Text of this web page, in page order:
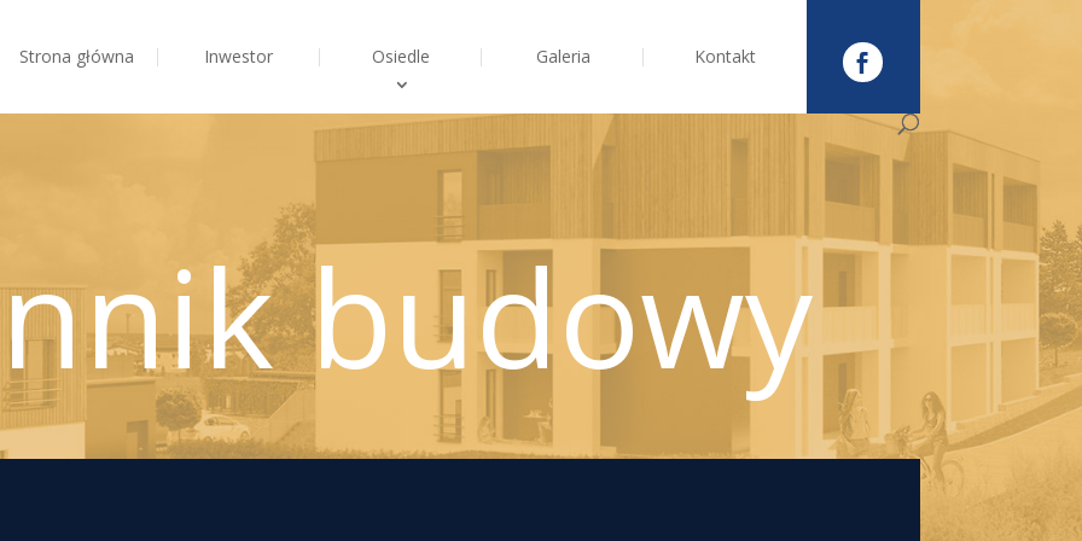
Strona główna Inwestor Osiedle Galeria Kontakt
budowy